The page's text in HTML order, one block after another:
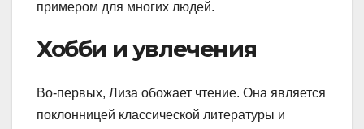
примером для многих людей.
Хобби и увлечения
Во-первых, Лиза обожает чтение. Она является
поклонницей классической литературы и